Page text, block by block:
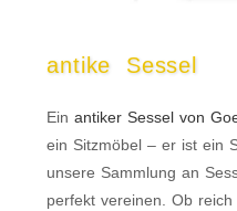
antike Sessel​
Einantiker Sessel von
ein Sitzmöbel – er ist ein
unsere Sammlung an
perfekt vereinen. Ob